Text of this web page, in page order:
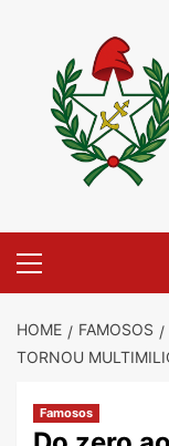
content
Menu
HOME FAMOSOS
TORNOU
Famosos